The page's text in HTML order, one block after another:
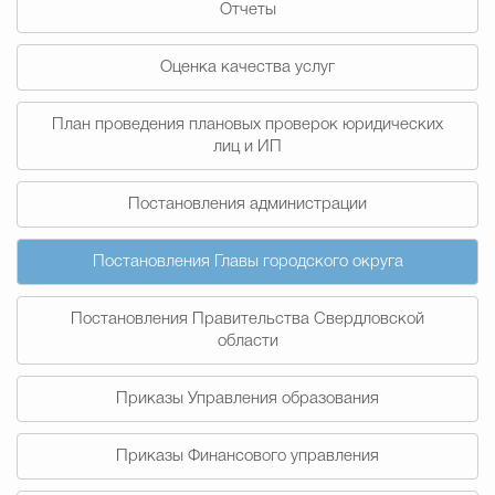
Противодействие
Муниципальные
Счётная палата Городского
Отчеты
Оценка качества услуг
План проведения плановых проверок юридических
лиц и ИП
Постановления администрации
Постановления Главы городского округа
Постановления Правительства Свердловской
области
Приказы Управления образования
Приказы Финансового управления